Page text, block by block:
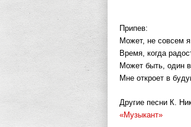
Припев:
Может, не совсем
Время, когда
Может быть, один
Мне откроет в
Другие песни К.
«Музыкант»